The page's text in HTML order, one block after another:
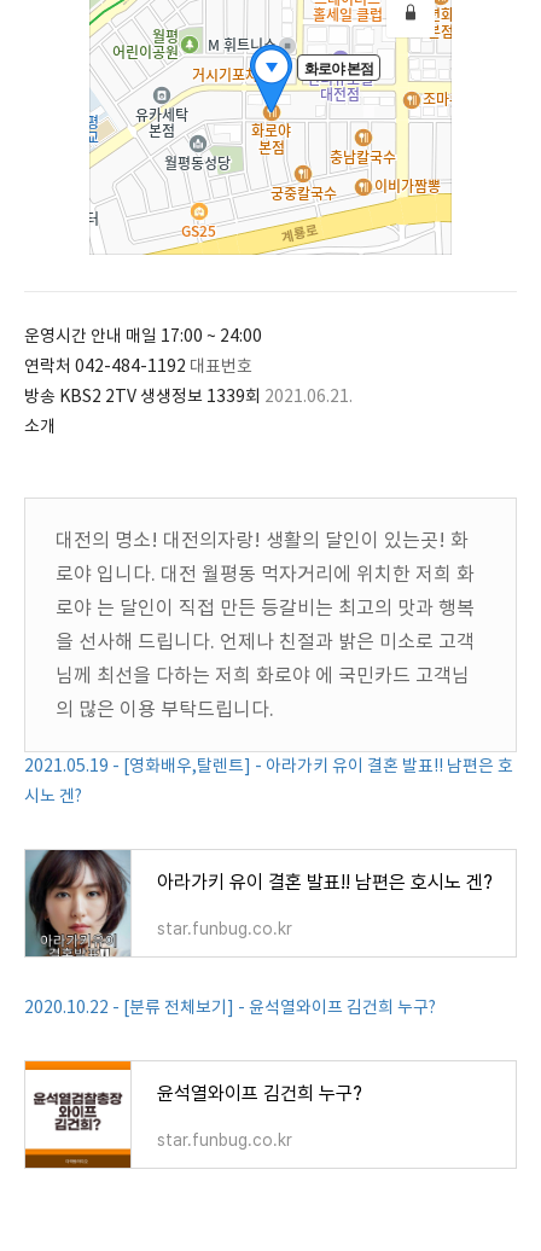
운영시간 안내 매일 17:00 ~ 24:00
연락처 042-484-1192 대표번호
방송 KBS2 2TV 생생정보 1339회 2021.06.21.
소개
대전의 명소! 대전의자랑! 생활의 달인이 있는곳! 화
로야 입니다. 대전 월평동 먹자거리에 위치한 저희 화
로야 는 달인이 직접 만든 등갈비는 최고의 맛과 행복
을 선사해 드립니다. 언제나 친절과 밝은 미소로 고객
님께 최선을 다하는 저희 화로야 에 국민카드 고객님
의 많은 이용 부탁드립니다.
2021.05.19 - [영화배우,탈렌트] - 아라가키 유이 결혼 발표!! 남편은 호
시노 겐?
아라가키 유이 결혼 발표!! 남편은 호시노 겐?
star.funbug.co.kr
2020.10.22 - [분류 전체보기] - 윤석열와이프 김건희 누구?
윤석열와이프 김건희 누구?
star.funbug.co.kr